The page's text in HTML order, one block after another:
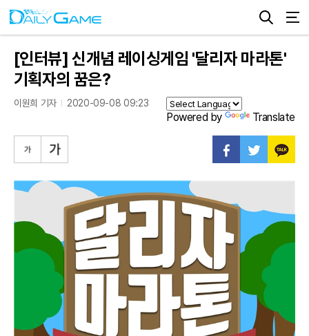
[인터뷰] 신개념 레이싱게임 '달리자 마라톤'
기획자의 꿈은?
이원희 기자 2020-09-08 09:23
Powered by Translate